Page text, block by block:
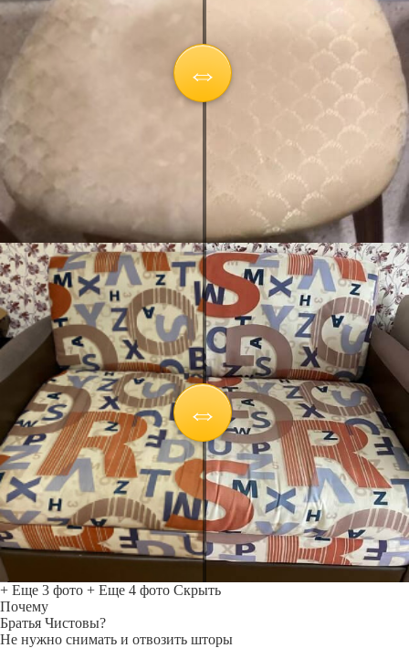
+ Еще 3 фото + Еще 4 фото Скрыть
Почему
Братья Чистовы?
Не нужно снимать и отвозить шторы